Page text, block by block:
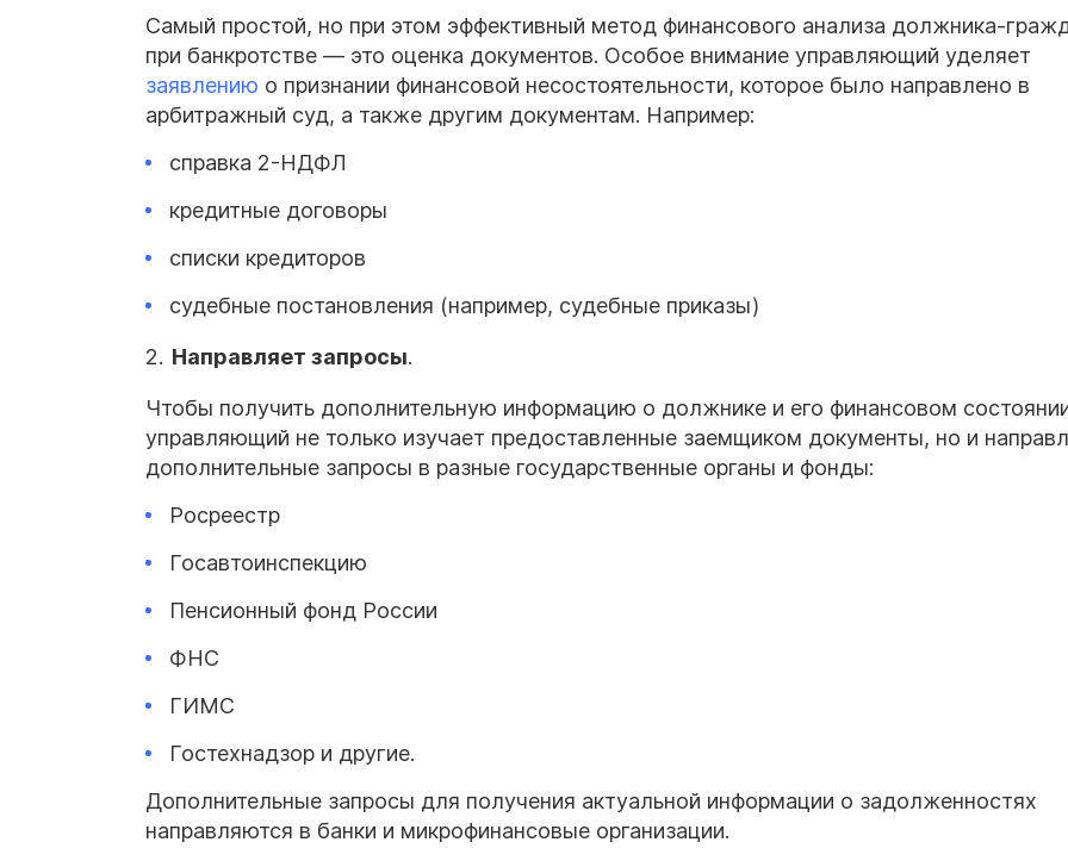
Самый простой, но при этом эффективный метод финансового анализа должника-
при банкротстве — это оценка документов. Особое внимание управляющий уделяет
заявлению о признании финансовой несостоятельности, которое было направлено в
арбитражный суд, а также другим документам. Например:
справка 2-НДФЛ
кредитные договоры
списки кредиторов
судебные постановления (например, судебные приказы)
Направляет запросы.
Чтобы получить дополнительную информацию о должнике и его финансовом
управляющий не только изучает предоставленные заемщиком документы, но и
дополнительные запросы в разные государственные органы и фонды:
Росреестр
Госавтоинспекцию
Пенсионный фонд России
ФНС
ГИМС
Гостехнадзор и другие.
Дополнительные запросы для получения актуальной информации о задолженностях
направляются в банки и микрофинансовые организации.